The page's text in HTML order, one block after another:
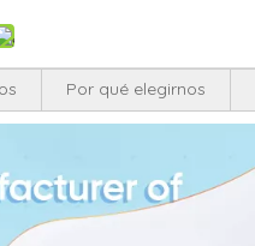
Por qué elegirnos